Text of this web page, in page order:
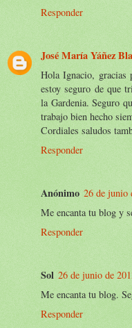
Responder
José María Yáñez
Hola Ignacio, gracias
estoy seguro de que
la Gardenia. Seguro
trabajo bien hecho
Cordiales saludos
Responder
Anónimo 26 de junio
Me encanta tu blog y
Responder
Sol 26 de junio de
Me encanta tu blog.
Responder